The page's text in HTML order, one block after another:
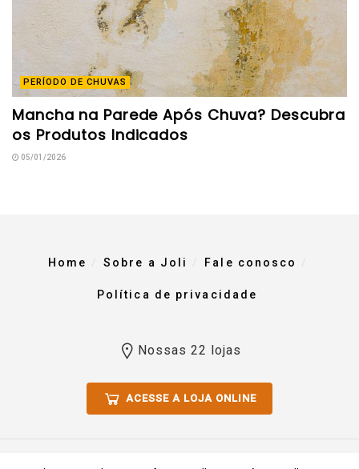
PERÍODO DE CHUVAS
Mancha na Parede Após Chuva? Descubra
os Produtos Indicados
05/01/2026
Home Sobre a Joli Fale conosco
Política de privacidade
Nossas 22 lojas
ACESSE A LOJA ONLINE